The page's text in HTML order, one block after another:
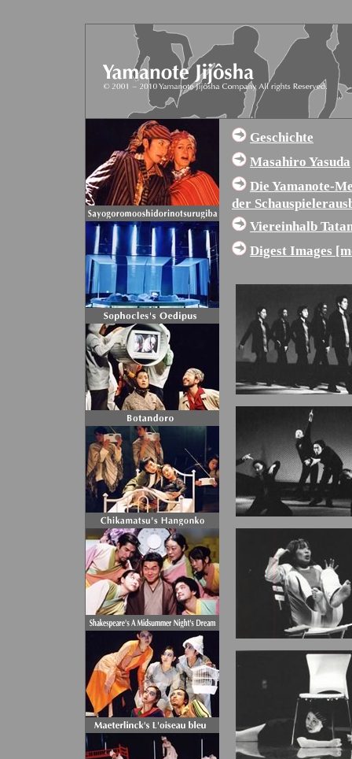
Geschichte
Masahiro Yasuda
Die Yamanote-
der
Viereinhalb
Digest Images